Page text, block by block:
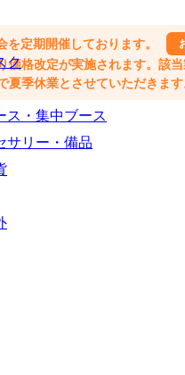
ク
ス・集中ブース
サリー・備品
定期開催しております。
格改定が実施されます。該
夏季休業とさせていただきます